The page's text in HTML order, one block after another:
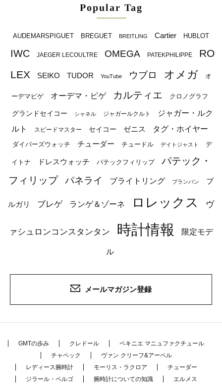
Popular Tag
AUDEMARSPIGUET BREGUET BREITLING Cartier HUBLOT
IWC JAEGER LECOULTRE OMEGA PATEKPHILIPPE
RO
LEX
SEIKO TUDOR YouTube ウブロ オメガ オ
ーデマピゲ オーデマ・ピゲ カルティエ クロノグラフ
グランドセイコー シャネル ジャガールクルト
ジャガー・ルク
ルト
スピードマスター セイコー ゼニス タグ・ホイヤー
ダイバーズウォッチ チューダー チュードル デイトジャスト デ
イトナ ドレスウォッチ パテックフィリップ
パテック・
フィリップ
パネライ ブライトリング ブランパン ブ
ルガリ ブレゲ ランゲ＆ゾーネ ロレックス ヴ
ァシュロンコンスタンタン 時計情報 限定モデ
ル
メールマガジン登録
GMTの歩み クレドール
ペキニエ マニュファクチュール
チャペック
ヴァン クリーフ&アーペル
レディース腕時計
モーリス・ラクロア
チューダー
ジラール・ペルゴ
腕時計についての知識
エルメス